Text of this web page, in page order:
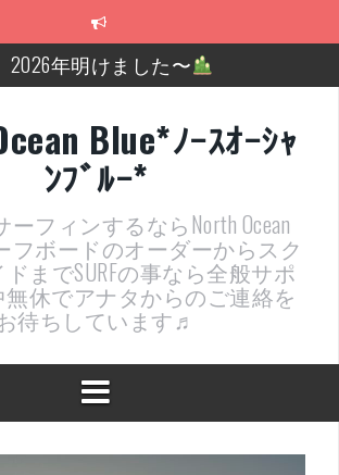
2026年明けました〜
近況報告ww
ッチマッターーーー！！！
報告と支部予選・検定開催決定！
近況報告～
Blue*ﾉｰｽｵｰｼｬ
ﾝﾌﾞﾙｰ*
ーフィンするならNorth Ocean
フボードのオーダーからスク
までSURFの事なら全般サポ
休でアナタからのご連絡を
待ちしています♬